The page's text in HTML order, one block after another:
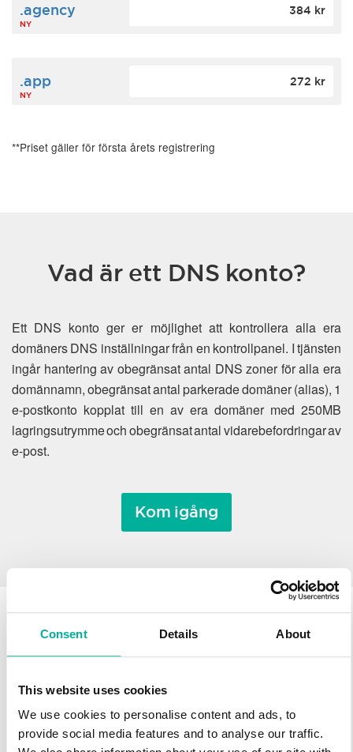
Consent Details About
This website uses cookies
We use cookies to personalise content and ads, to
provide social media features and to analyse our traffic.
.agency
NY
384 kr
.app
NY
272 kr
**Priset gäller för första årets registrering
Vad är ett DNS konto?
Ett DNS konto ger er möjlighet att kontrollera alla era
domäners DNS inställningar från en kontrollpanel. I tjänsten
ingår hantering av obegränsat antal DNS zoner för alla era
domännamn, obegränsat antal parkerade domäner (alias), 1
e-postkonto kopplat till en av era domäner med 250MB
lagringsutrymme och obegränsat antal vidarebefordringar av
e-post.
Kom igång
Varför flytta ett
Domäner?